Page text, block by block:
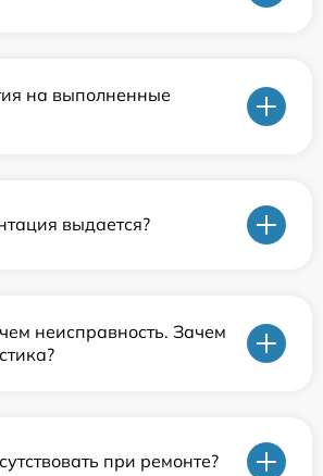
на выполненные
выдается?
неисправность. Зачем
при ремонте?